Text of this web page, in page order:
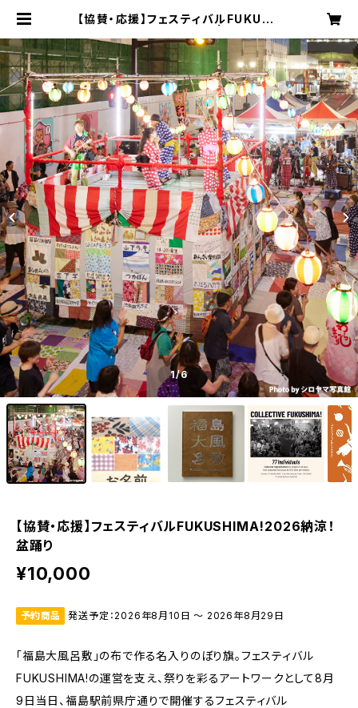
【協賛・応援】フェスティバルFUKUSH
FUKUSHIMA!
1/6
【協賛・応援】フェスティバルFUKUSHIMA!2026納涼！
盆踊り
¥10,000
予約商品 発送予定：2026年8月10日 〜 2026年8月29日
「福島大風呂敷」の布で作る名入りのぼり旗。フェスティバル
FUKUSHIMA!の運営を支え、祭りを彩るアートワークとして8月
9日当日、福島駅前県庁通りで開催するフェスティバル